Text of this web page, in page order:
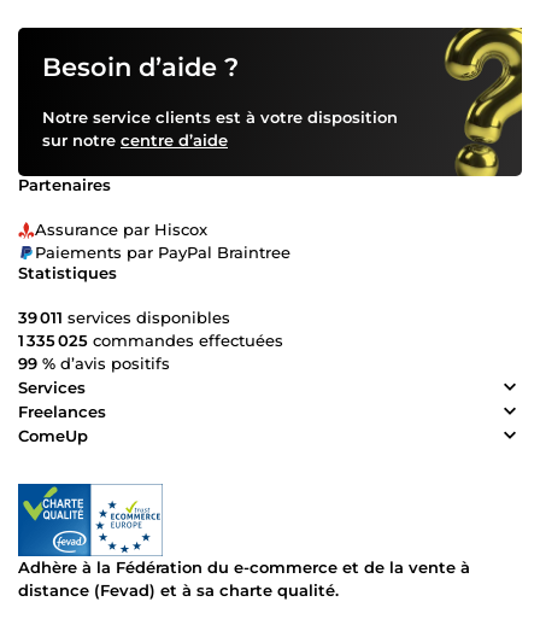
Besoin d’aide ?
Notre service clients est à votre disposition
sur notre centre d’aide
Partenaires
Assurance par Hiscox
Paiements par PayPal Braintree
Statistiques
39 011 services disponibles
1 335 025 commandes effectuées
99 % d’avis positifs
Services
Freelances
ComeUp
Adhère à la Fédération du e-commerce et de la vente à
distance (Fevad) et à sa charte qualité.